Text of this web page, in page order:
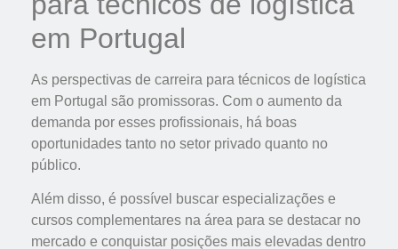
em Portugal
As perspectivas de carreira para técnicos de logística
em Portugal são promissoras. Com o aumento da
demanda por esses profissionais, há boas
oportunidades tanto no setor privado quanto no
público.
Além disso, é possível buscar especializações e
cursos complementares na área para se destacar no
mercado e conquistar posições mais elevadas dentro